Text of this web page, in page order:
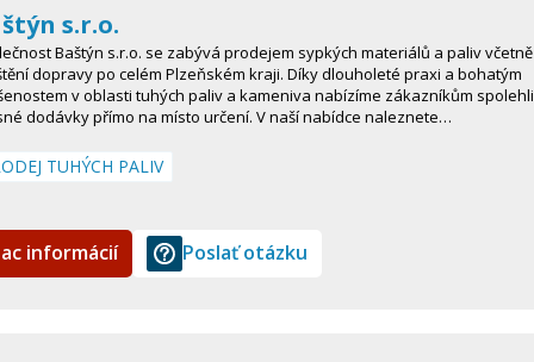
s.r.o.
Baštýn s.r.o. se zabývá prodejem sypkých materiálů a paliv včetně
dopravy po celém Plzeňském kraji. Díky dlouholeté praxi a bohatým
v oblasti tuhých paliv a kameniva nabízíme zákazníkům
dodávky přímo na místo určení. V naší nabídce naleznete…
TUHÝCH PALIV
informácií Poslať otázku